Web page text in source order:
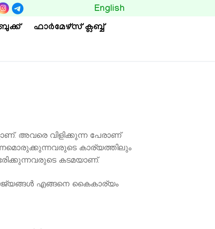
ഫാര്‍മേഴ്സ് ക്ലബ്ബ്
English
അവരെ വിളിക്കുന്ന പേരാണ്
കാര്യത്തിലും
കടമയാണ്.
എങ്ങനെ കൈകാര്യം